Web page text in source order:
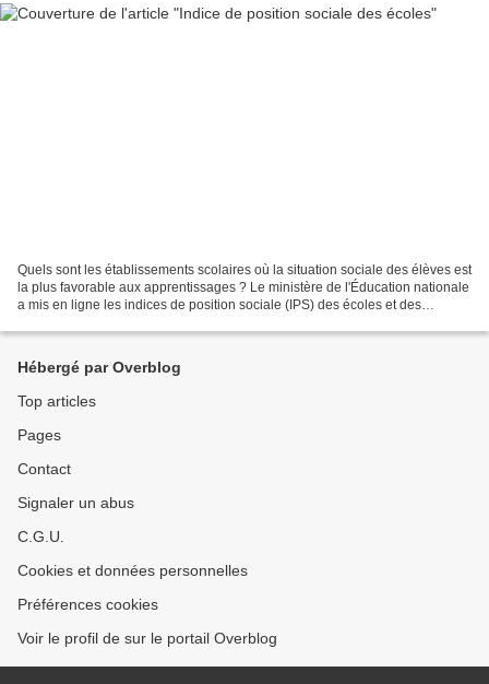
Quels sont les établissements scolaires où la situation sociale des élèves est
la plus favorable aux apprentissages ? Le ministère de l'Éducation nationale
a mis en ligne les indices de position sociale (IPS) des écoles et des
Hébergé par Overblog
Top articles
Pages
Contact
Signaler un abus
C.G.U.
Cookies et données personnelles
Préférences cookies
Voir le profil de sur le portail Overblog